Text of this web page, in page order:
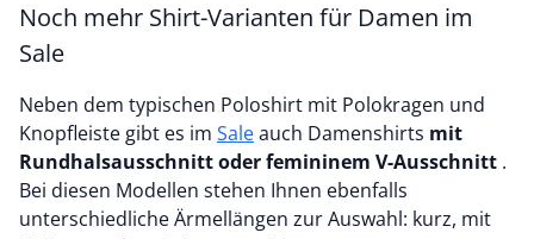
Noch mehr Shirt-Varianten für Damen im
Sale
Neben dem typischen Poloshirt mit Polokragen und
Knopfleiste gibt es im Saleauch Damenshirts mit
Rundhalsausschnitt oder femininem V-Ausschnitt .
Bei diesen Modellen stehen Ihnen ebenfalls
unterschiedliche Ärmellängen zur Auswahl: kurz, mit